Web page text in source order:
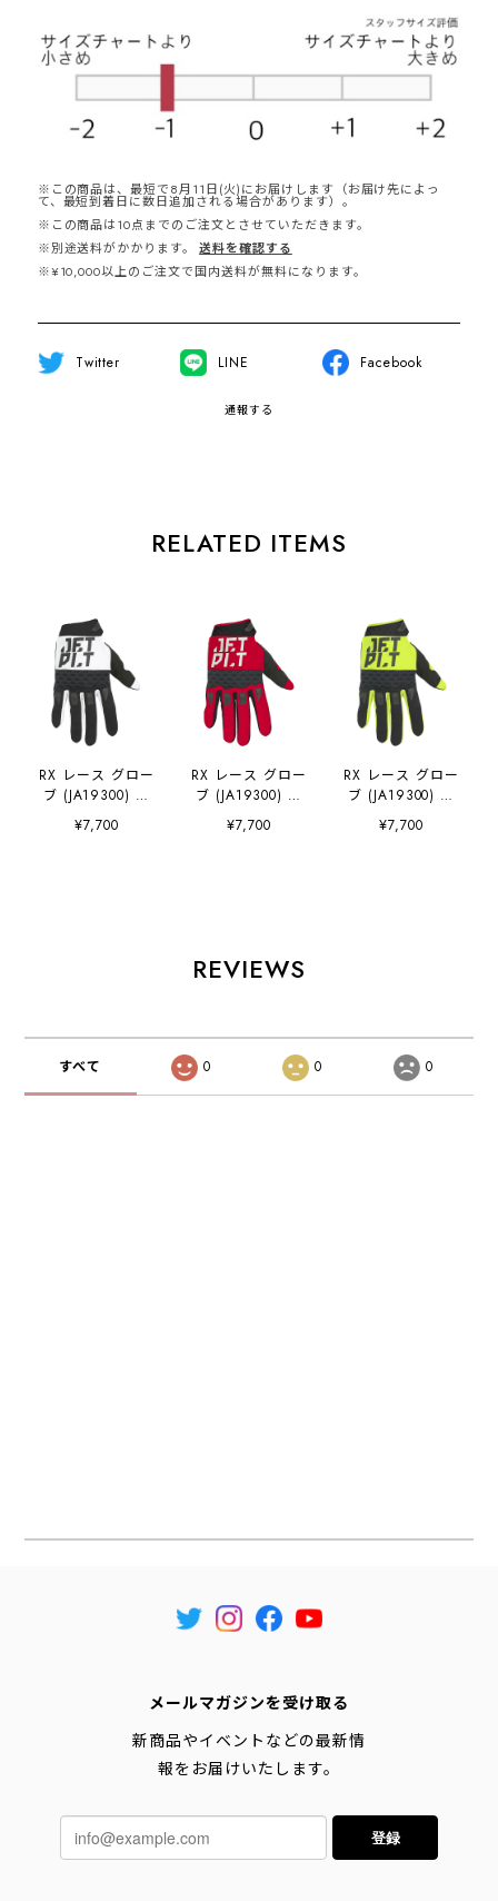
※この商品は、最短で8月11日(火)にお届けします（お届け先によっ
て、最短到着日に数日追加される場合があります）。
※この商品は10点までのご注文とさせていただきます。
※別途送料がかかります。
送料を確認する
※¥10,000以上のご注文で国内送料が無料になります。
Twitter LINE Facebook
通報する
RELATED ITEMS
RX レース グロー
ブ (JA19300) ー
ホワイトブラック
¥7,700
RX レース グロー
ブ (JA19300) ー
レッド
¥7,700
RX レース グロー
ブ (JA19300) ー
イエロー
¥7,700
REVIEWS
すべて 0 0 0
メールマガジンを受け取る
新商品やイベントなどの最新情
報をお届けいたします。
登録